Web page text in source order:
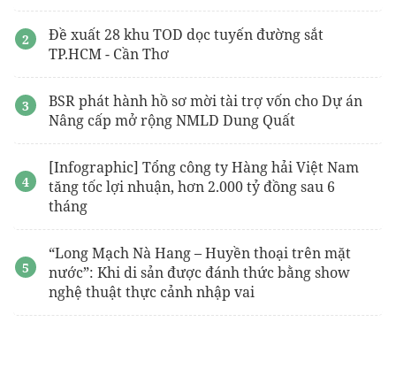
Đề xuất 28 khu TOD dọc tuyến đường sắt
TP.HCM - Cần Thơ
BSR phát hành hồ sơ mời tài trợ vốn cho Dự án
Nâng cấp mở rộng NMLD Dung Quất
[Infographic] Tổng công ty Hàng hải Việt Nam
tăng tốc lợi nhuận, hơn 2.000 tỷ đồng sau 6
tháng
“Long Mạch Nà Hang – Huyền thoại trên mặt
nước”: Khi di sản được đánh thức bằng show
nghệ thuật thực cảnh nhập vai